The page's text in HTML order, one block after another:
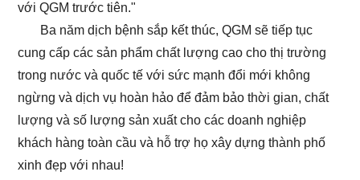
với QGM trước tiên."
Ba năm dịch bệnh sắp kết thúc, QGM sẽ tiếp tục
cung cấp các sản phẩm chất lượng cao cho thị trường
trong nước và quốc tế với sức mạnh đổi mới không
ngừng và dịch vụ hoàn hảo để đảm bảo thời gian, chất
lượng và số lượng sản xuất cho các doanh nghiệp
khách hàng toàn cầu và hỗ trợ họ xây dựng thành phố
xinh đẹp với nhau!